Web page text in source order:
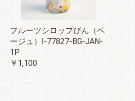
フルーツシロップびん（ベ
ージュ）I-77827-BG-JAN-
1P
￥1,100